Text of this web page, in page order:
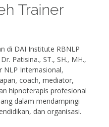
Trainer
di DAI Institute RBNLP
Patisina., ST., SH., MH.,
NLP Internasional,
coach, mediator,
hipnoterapis profesional
dalam mendampingi
dan organisasi.